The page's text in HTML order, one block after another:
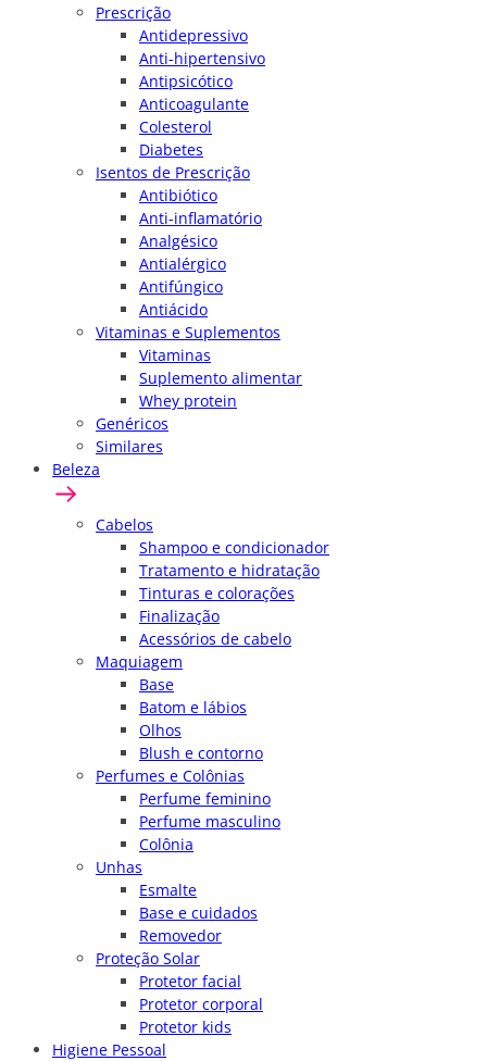
Prescrição
Antidepressivo
Anti-hipertensivo
Antipsicótico
Anticoagulante
Colesterol
Diabetes
Isentos de Prescrição
Antibiótico
Anti-inflamatório
Analgésico
Antialérgico
Antifúngico
Antiácido
Vitaminas e Suplementos
Vitaminas
Suplemento alimentar
Whey protein
Genéricos
Similares
Beleza
Cabelos
Shampoo e condicionador
Tratamento e hidratação
Tinturas e colorações
Finalização
Acessórios de cabelo
Maquiagem
Base
Batom e lábios
Olhos
Blush e contorno
Perfumes e Colônias
Perfume feminino
Perfume masculino
Colônia
Unhas
Esmalte
Base e cuidados
Removedor
Proteção Solar
Protetor facial
Protetor corporal
Protetor kids
Higiene Pessoal